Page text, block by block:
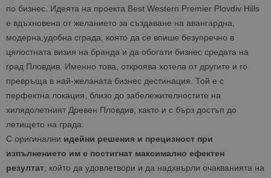
по бизнес. Идеята на проекта Best Western Premier Plovdiv Hills
е вдъхновена от желанието за създаване на авангардна,
модерна,удобна сграда, която да се впише безупречно в
цялостната визия на бранда и да обогати бизнес средата на
град Пловдив. Именно това, откроява хотела от другите и го
превръща в най-желаната бизнес дестинация. Той е с
перфектна локация, близо до забележителностите на
хилядолетният Древен Пловдив, както и с бърз достъп до
летището на града.
С оригинални идейни решения и прецизност при
изпълнението им е постигнат максимално ефектен
резултат, който да удовлетвори и да надхвърли очакванията на